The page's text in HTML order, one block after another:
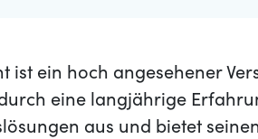
ist ein hoch angesehener
eine langjährige
aus und bietet